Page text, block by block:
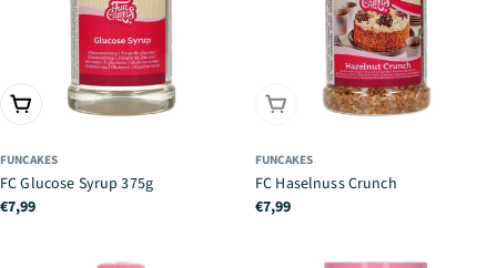
IN DEN WARENKORB
FUNCAKES
FC Glucose Syrup 375g
Regulärer
€7,99
AUSVERKAUFT
FUNCAKES
FC Haselnuss Crunch
Regulärer
€7,99